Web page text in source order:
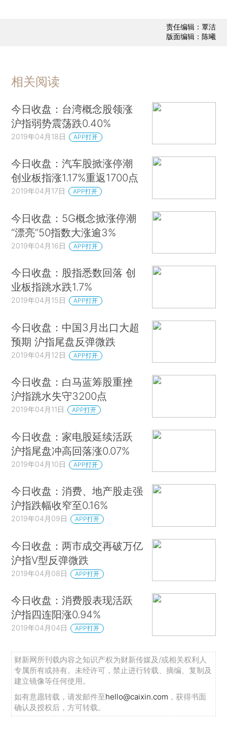
责任编辑：覃洁
版面编辑：陈曦
相关阅读
今日收盘：台湾概念股领涨
沪指弱势震荡跌0.40%
2019年04月18日 APP打开
今日收盘：汽车股掀涨停潮
创业板指涨1.17%重返1700点
2019年04月17日 APP打开
今日收盘：5G概念掀涨停潮
“漂亮”50指数大涨逾3%
2019年04月16日 APP打开
今日收盘：股指悉数回落 创
业板指跳水跌1.7%
2019年04月15日 APP打开
今日收盘：中国3月出口大超
预期 沪指尾盘反弹微跌
2019年04月12日 APP打开
今日收盘：白马蓝筹股重挫
沪指跳水失守3200点
2019年04月11日 APP打开
今日收盘：家电股延续活跃
沪指尾盘冲高回落涨0.07%
2019年04月10日 APP打开
今日收盘：消费、地产股走强
沪指跌幅收窄至0.16%
2019年04月09日 APP打开
今日收盘：两市成交再破万亿
沪指V型反弹微跌
2019年04月08日 APP打开
今日收盘：消费股表现活跃
沪指四连阳涨0.94%
2019年04月04日 APP打开
财新网所刊载内容之知识产权为财新传媒及/或相关权利人
专属所有或持有。未经许可，禁止进行转载、摘编、复制及
建立镜像等任何使用。
如有意愿转载，请发邮件至hello@caixin.com ，获得书面
确认及授权后，方可转载。